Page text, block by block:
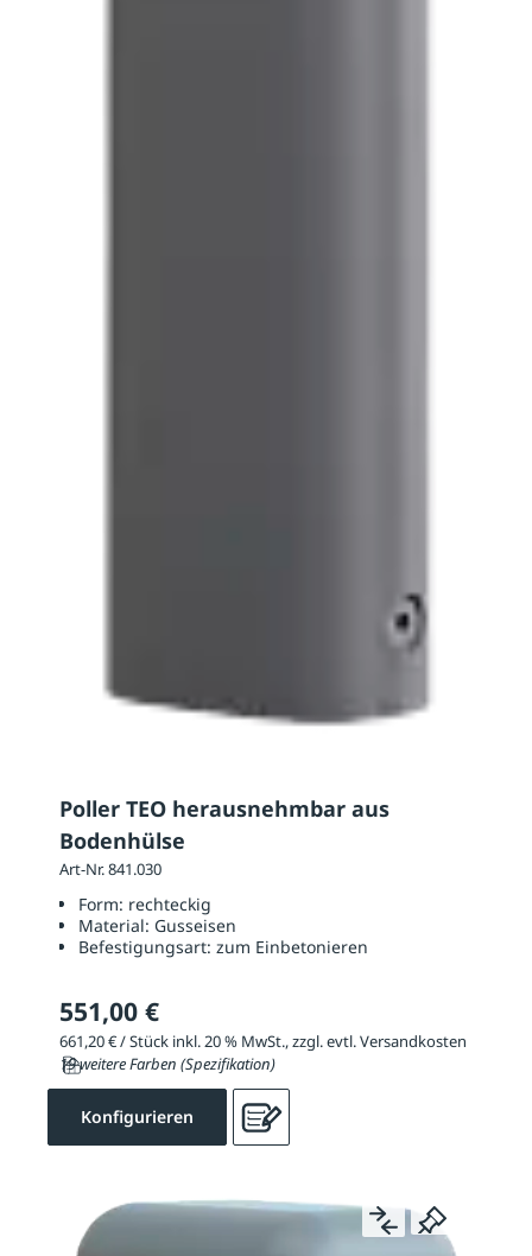
Poller TEO herausnehmbar aus
Bodenhülse
Art-Nr. 841.030
Form: rechteckig
Material: Gusseisen
Befestigungsart: zum Einbetonieren
551,00 €
661,20 € / Stück inkl. 20 % MwSt., zzgl. evtl. Versandkosten
19 weitere Farben (Spezifikation)
Konfigurieren